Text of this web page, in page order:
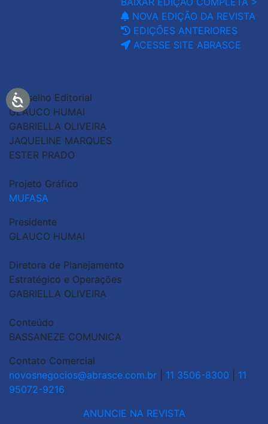
NOVA EDIÇÃO DA REVISTA
EDIÇÕES ANTERIORES
ACESSE SITE ABRASCE
Conselho Editorial
GLAUCO HUMAI
GABRIELLA OLIVEIRA
JAQUELINE MARQUES
ESTER PRADO
Projeto Gráfico
MUFASA
Presidente
GLAUCO HUMAI
Diretora de Planejamento
Estratégico e Operações
GABRIELLA OLIVEIRA
Conteúdo
BASSANEZE COMUNICA
Contato Comercial
novosnegocios@abrasce.com.br
11 3506-8300
11
95072-9216
ANUNCIE NA REVISTA